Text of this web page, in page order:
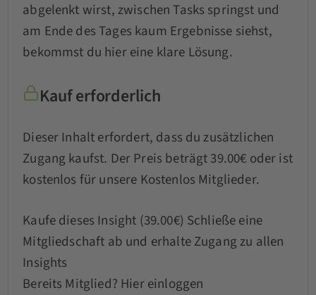
abgelenkt wirst, zwischen Tasks springst und
am Ende des Tages kaum Ergebnisse siehst,
bekommst du hier eine klare Lösung.
Kauf erforderlich
Dieser Inhalt erfordert, dass du zusätzlichen
Zugang kaufst. Der Preis beträgt 39.00€ oder ist
kostenlos für unsere Kostenlos Mitglieder.
Kaufe dieses Insight (39.00€) Schließe eine
Mitgliedschaft ab und erhalte Zugang zu allen
Insights
Bereits Mitglied? Hier einloggen